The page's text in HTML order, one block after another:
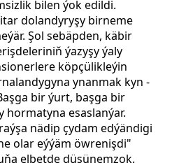
bilen ýok edildi.
dolandyryşy birneme
Şol sebäpden, käbir
ýazyşy ýaly
köpçülikleýin
ynanmak kyn -
bir ýurt, başga bir
esaslanýar.
nädip çydam edýändigi
olar eýýäm öwrenişdi"
elbetde düşünemzok.